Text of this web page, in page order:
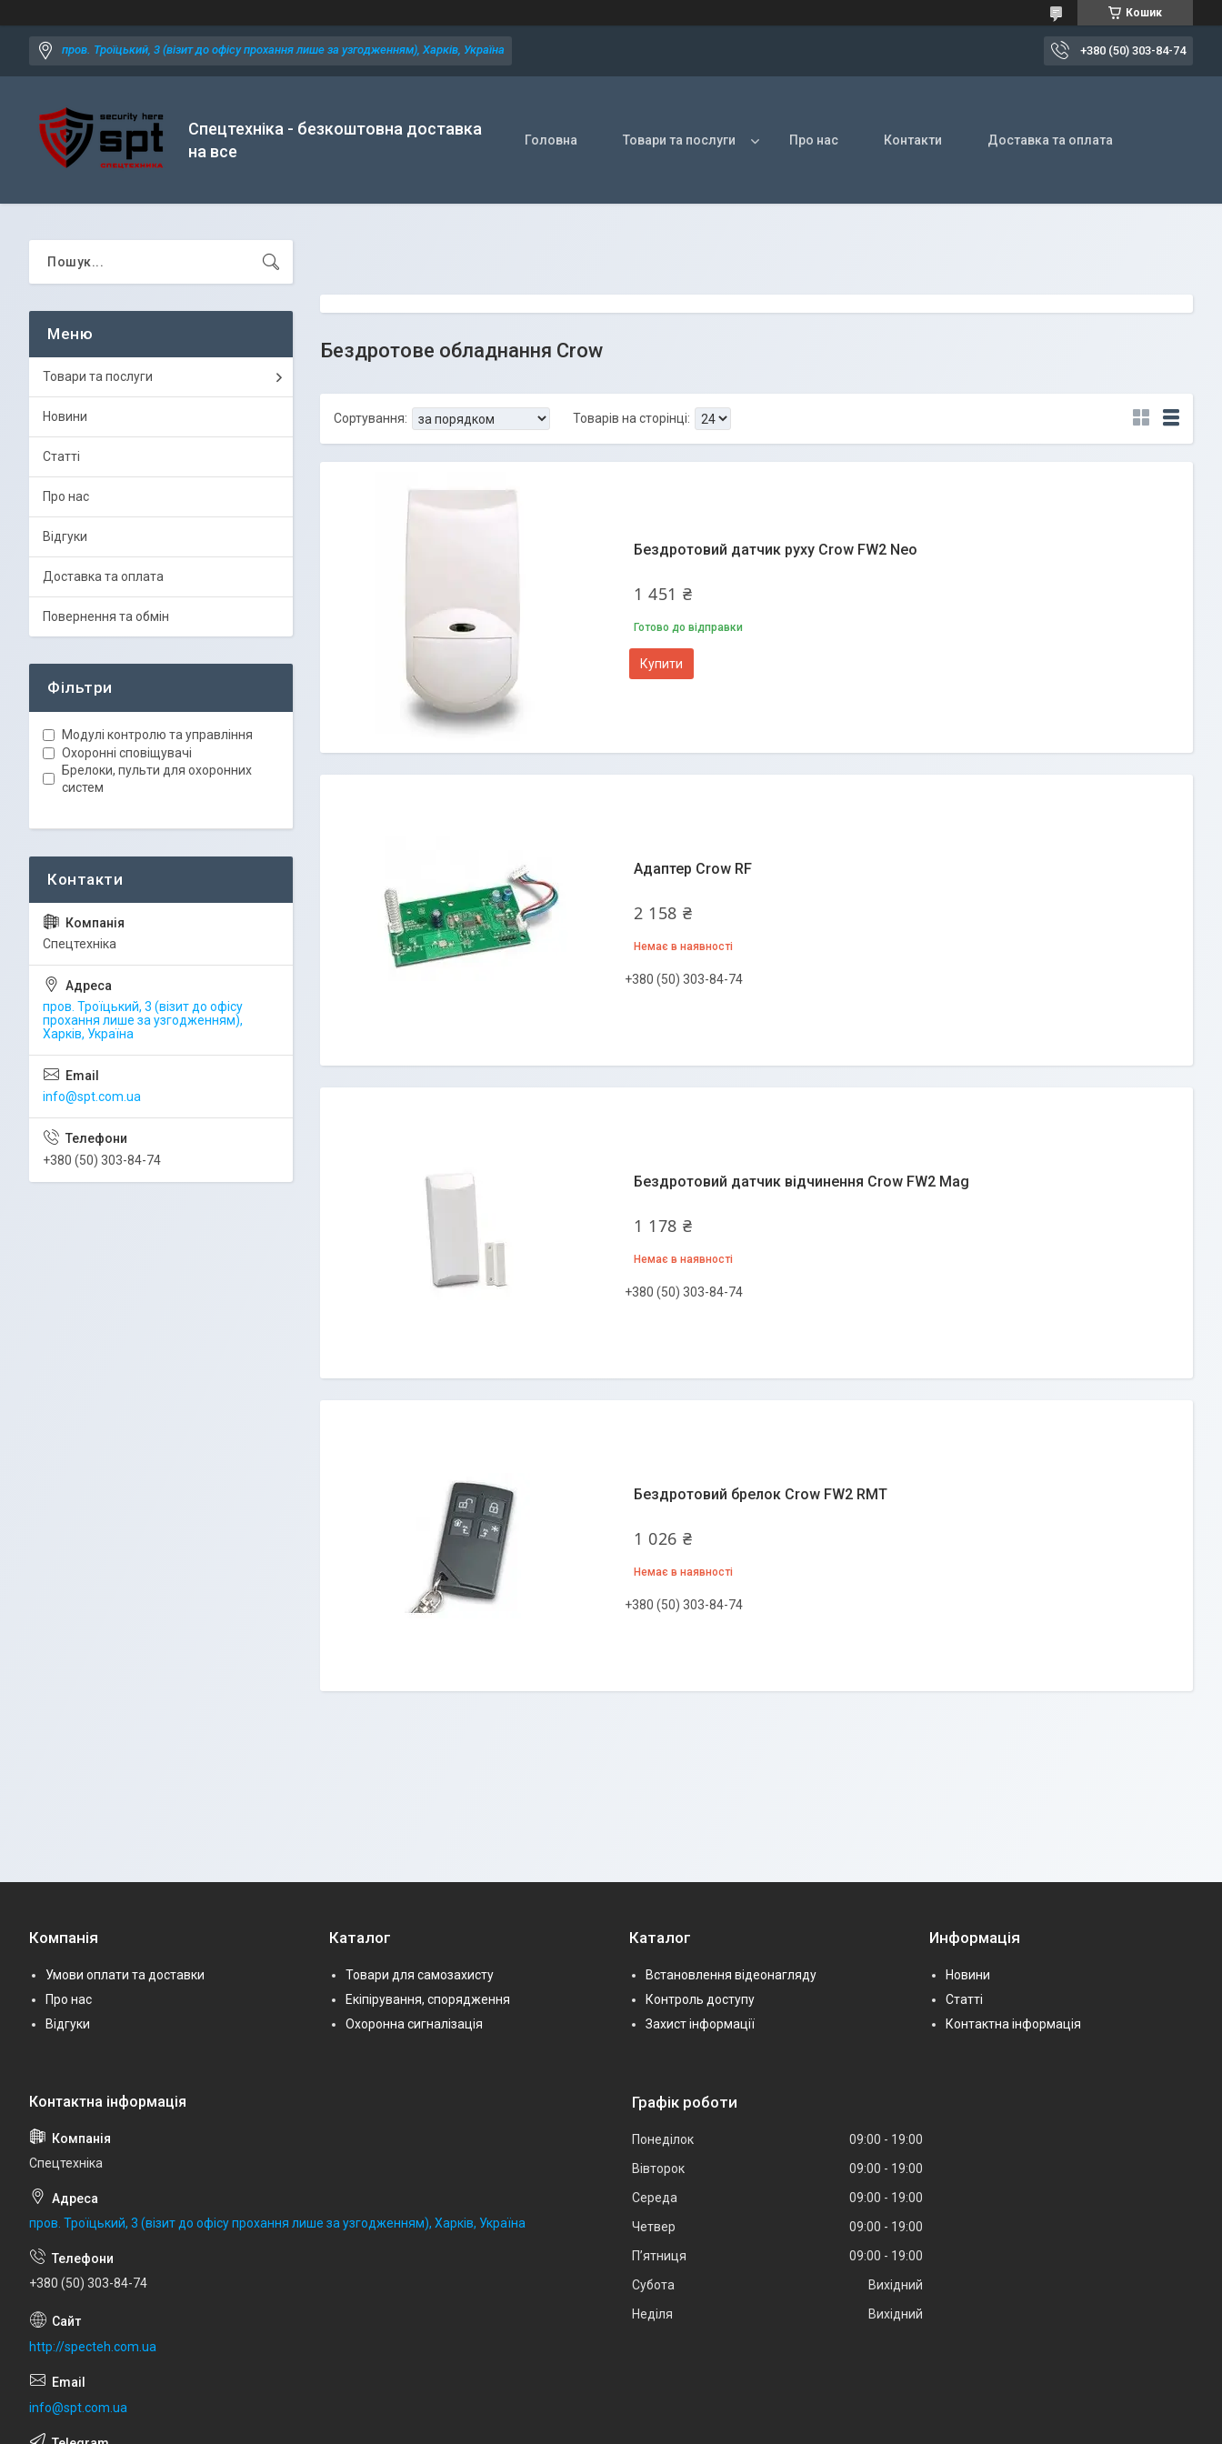
Кошик
пров. Троїцький, 3 (візит до офісу прохання лише за узгодженням), Харків, Україна +380 (50) 303-84-74
Спецтехніка - безкоштовна доставка
на все
Головна Товари та послуги Про нас Контакти Доставка та оплата
Бездротове обладнання Crow
Бездротовий датчик руху Crow FW2 Neo
1 451 ₴
Готово до відправки
Купити
Адаптер Crow RF
2 158 ₴
Немає в наявності
+380 (50) 303-84-74
Бездротовий датчик відчинення Crow FW2 Mag
1 178 ₴
Немає в наявності
+380 (50) 303-84-74
Бездротовий брелок Crow FW2 RMT
1 026 ₴
Немає в наявності
+380 (50) 303-84-74
Товари та послуги
Новини
Статті
Про нас
Відгуки
Доставка та оплата
Повернення та обмін
Фільтри
Модулі контролю та управління
Охоронні сповіщувачі
Брелоки, пульти для охоронних
систем
Спецтехніка
пров. Троїцький, 3 (візит до офісу
прохання лише за узгодженням),
Харків, Україна
info@spt.com.ua
+380 (50) 303-84-74
Компанія
Умови оплати та доставки
Про нас
Відгуки
Каталог
Товари для самозахисту
Екіпірування, спорядження
Охоронна сигналізація
Каталог
Встановлення відеонагляду
Контроль доступу
Захист інформації
Информація
Новини
Статті
Контактна інформація
Спецтехніка
пров. Троїцький, 3 (візит до офісу прохання лише за узгодженням), Харків, Україна
+380 (50) 303-84-74
http://specteh.com.ua
info@spt.com.ua
Графік роботи
Понеділок 09:00
19:00
Вівторок
09:00
19:00
Середа
09:00
19:00
Четвер
09:00
19:00
Пʼятниця
09:00
19:00
Субота
Вихідний
Неділя
Вихідний